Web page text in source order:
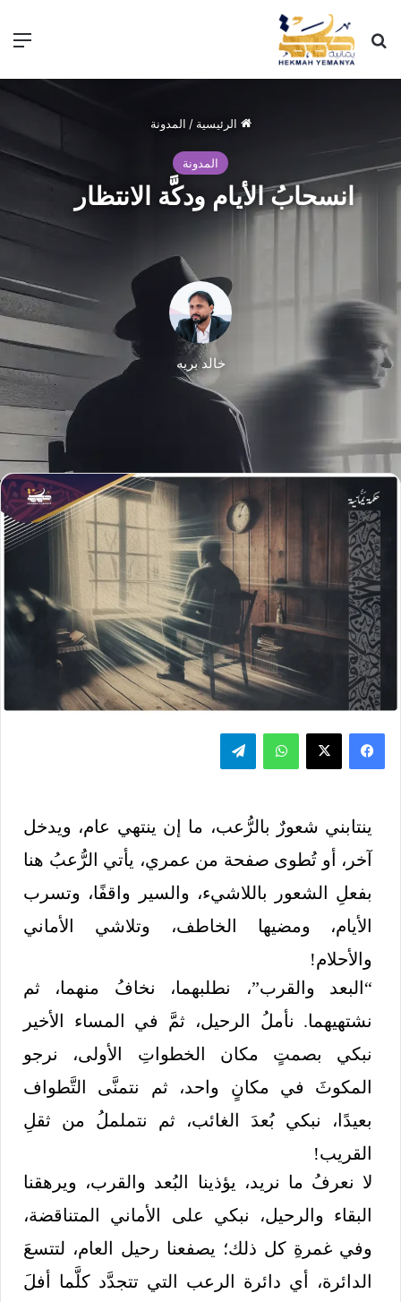
الرئيسية / المدونة
المدونة
انسحابُ الأيام ودكَّة الانتظار
خالد بريه
ينتابني شعورٌ بالرُّعب، ما إن ينتهي عام، ويدخل
آخر، أو تُطوى صفحة من عمري، يأتي الرُّعبُ هنا
بفعلِ الشعور باللاشيء، والسير واقفًا، وتسرب
الأيام، ومضيها الخاطف، وتلاشي الأماني
والأحلام!
“البعد والقرب”، نطلبهما، نخافُ منهما، ثم
نشتهيهما. نأملُ الرحيل، ثمَّ في المساء الأخير
نبكي بصمتٍ مكان الخطواتِ الأولى، نرجو
المكوثَ في مكانٍ واحد، ثم نتمنَّى التَّطواف
بعيدًا، نبكي بُعدَ الغائب، ثم نتململُ من ثقلِ
القريب!
لا نعرفُ ما نريد، يؤذينا البُعد والقرب، ويرهقنا
البقاء والرحيل، نبكي على الأماني المتناقضة،
وفي غمرةِ كل ذلك؛ يصفعنا رحيل العام، لتتسعَ
الدائرة، أي دائرة الرعب التي تتجدَّد كلَّما أفلَ